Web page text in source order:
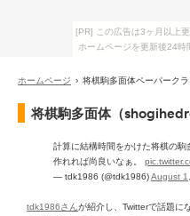
[PR] この広告は3ヶ月以上
ホームページを更新後24時
ホームページ › 将棋駒多面体ペーパークラ
将棋駒多面体（
計算に結構時間をかけた将棋の
作れれば尚良いなぁ。
— tdk1986 (@tdk1986)August
tdk1986さん が紹介し、Twitterで話題に